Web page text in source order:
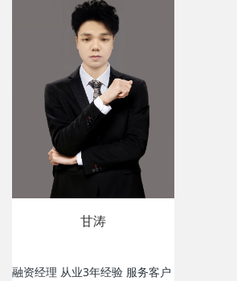
甘涛
融资经理 从业3年经验 服务客户